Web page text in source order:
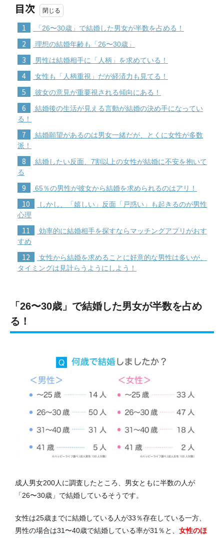
目次
1 「26〜30歳」で結婚した男女が半数を占める！
2 理想の結婚年齢も「26〜30歳」
3 男性は結婚相手に「人柄」を求めている！
4 女性も「人柄重視」だが経済力も見てる！
5 彼女の意見が重要視される傾向にある！
6
結婚後の生活が見える言動が結婚の決め手になってい
る！
7
結婚願望があるのは男女一緒だが、とくに女性が多数
派！
8
結婚したい反面、7割以上の女性が結婚に不安を抱いて
る
9 65％の男性が彼女から結婚を求められるのはアリ！
10
しかし、「嬉しい」反面「戸惑い」も起きるのが男性
心理
11
効率的に結婚相手を探すならマッチングアプリがおす
すめ
12
女性から結婚を求めることに好意的な男性は多いが、
タイミングは見計らうようにしよう！
「26〜30歳」で結婚した男女が半数を占め
る！
成人男女200人に調査したところ、男女ともに半数の人が
「26〜30歳」で結婚しているそうです。
女性は25歳までに結婚している人が33％存在している一方、
男性の場合は31〜40歳で結婚している率が31％と、 女性のほ